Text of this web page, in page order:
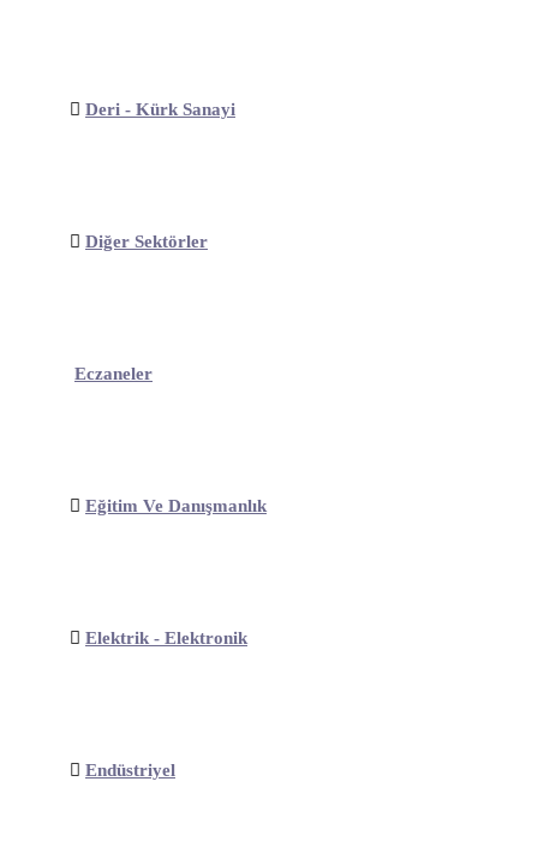
Deri - Kürk Sanayi
Diğer Sektörler
Eczaneler
Eğitim Ve Danışmanlık
Elektrik - Elektronik
Endüstriyel